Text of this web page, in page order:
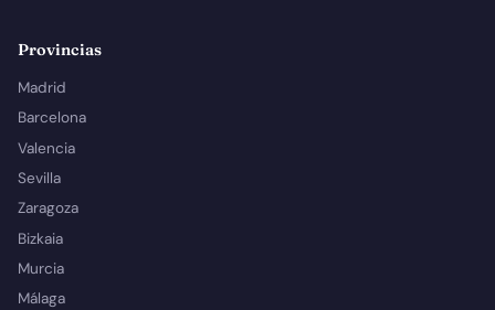
Provincias
Madrid
Barcelona
Valencia
Sevilla
Zaragoza
Bizkaia
Murcia
Málaga